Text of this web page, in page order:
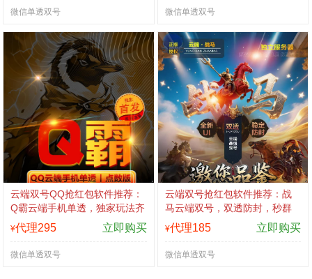
微信单透双号 微信单透双号
云端双号QQ抢红包软件推荐：
Q霸云端手机单透，独家玩法齐
全，稳定防封，激活码认准拍
拍卡商城
¥代理295 立即购买
微信单透双号
云端双号抢红包软件推荐：战
马云端双号，双透防封，秒群
霸主，激活码认准拍拍卡商城
¥代理185 立即购买
微信单透双号